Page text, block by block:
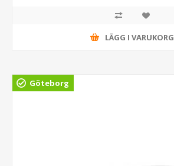
LÄGG I VARUKORG
Göteborg